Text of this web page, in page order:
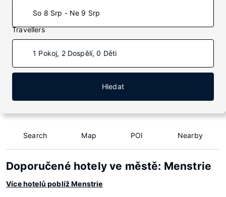
So 8 Srp - Ne 9 Srp
Travellers
1 Pokoj, 2 Dospělí, 0 Děti
Hledat
Search Map POI Nearby
Doporučené hotely ve městě: Menstrie
Více hotelů poblíž Menstrie